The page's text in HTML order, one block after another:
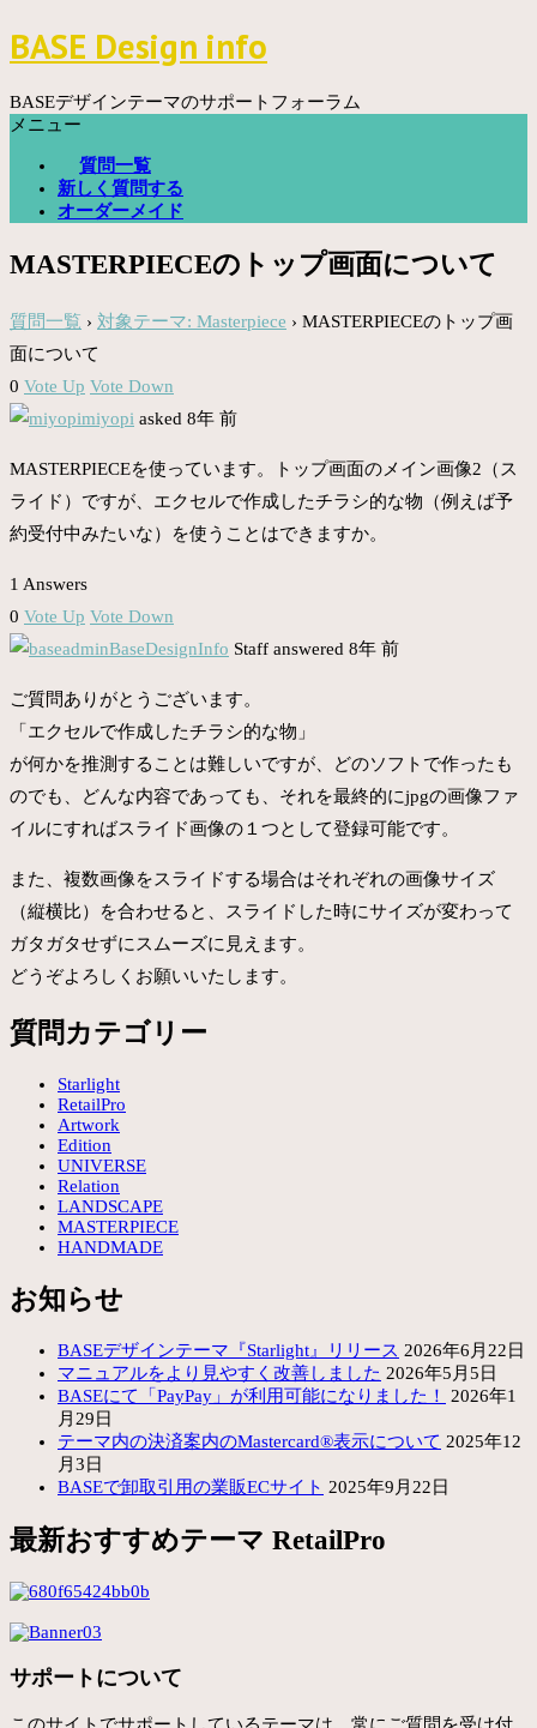
コ
ン
ン
ツ
BASE Design info
BASEデザインテーマのサポートフォーラム
メニュー
質問一覧
新しく質問する
オーダーメイド
MASTERPIECEのトップ画面について
質問一覧 › 対象テーマ: Masterpiece › MASTERPIECEのトップ画
面について
0 Vote Up Vote Down
miyopi asked 8年 前
MASTERPIECEを使っています。トップ画面のメイン画像2（ス
ライド）ですが、エクセルで作成したチラシ的な物（例えば予
約受付中みたいな）を使うことはできますか。
1 Answers
0 Vote Up Vote Down
BaseDesignInfo Staff answered 8年 前
ご質問ありがとうございます。
「エクセルで作成したチラシ的な物」
が何かを推測することは難しいですが、どのソフトで作ったも
のでも、どんな内容であっても、それを最終的にjpgの画像ファ
イルにすればスライド画像の１つとして登録可能です。
また、複数画像をスライドする場合はそれぞれの画像サイズ
（縦横比）を合わせると、スライドした時にサイズが変わって
ガタガタせずにスムーズに見えます。
どうぞよろしくお願いいたします。
質問カテゴリー
Starlight
RetailPro
Artwork
Edition
UNIVERSE
Relation
LANDSCAPE
MASTERPIECE
HANDMADE
お知らせ
BASEデザインテーマ『Starlight』リリース 2026年6月22日
マニュアルをより見やすく改善しました 2026年5月5日
BASEにて「PayPay」が利用可能になりました！
2026年1
月29日
テーマ内の決済案内のMastercard®表示について 2025年12
月3日
BASEで卸取引用の業販ECサイト 2025年9月22日
最新おすすめテーマ RetailPro
サポートについて
このサイトでサポートしているテーマは、常にご質問を受け付